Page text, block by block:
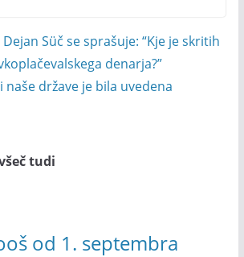
Süč se sprašuje: “Kje je skritih
denarja?”
naše države je bila uvedena
tudi
od 1. septembra